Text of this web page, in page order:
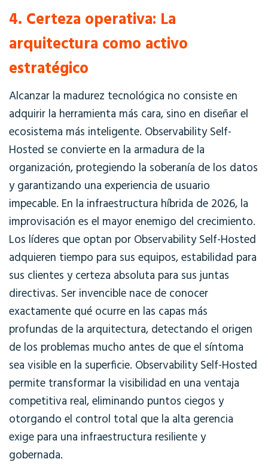
4. Certeza operativa: La
arquitectura como activo
estratégico
Alcanzar la madurez tecnológica no consiste en
adquirir la herramienta más cara, sino en diseñar el
ecosistema más inteligente. Observability Self-
Hosted se convierte en la armadura de la
organización, protegiendo la soberanía de los datos
y garantizando una experiencia de usuario
impecable. En la infraestructura híbrida de 2026, la
improvisación es el mayor enemigo del crecimiento.
Los líderes que optan por Observability Self-Hosted
adquieren tiempo para sus equipos, estabilidad para
sus clientes y certeza absoluta para sus juntas
directivas. Ser invencible nace de conocer
exactamente qué ocurre en las capas más
profundas de la arquitectura, detectando el origen
de los problemas mucho antes de que el síntoma
sea visible en la superficie. Observability Self-Hosted
permite transformar la visibilidad en una ventaja
competitiva real, eliminando puntos ciegos y
otorgando el control total que la alta gerencia
exige para una infraestructura resiliente y
gobernada.